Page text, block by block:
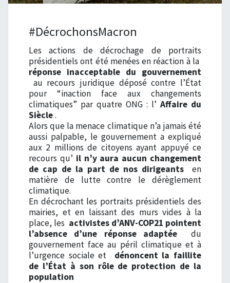
#DécrochonsMacron
Les actions de décrochage de portraits
présidentiels ont été menées en réaction à la
réponse inacceptable du gouvernement
au recours juridique déposé contre l’État
pour “inaction face aux changements
climatiques” par quatre ONG : l’ Affaire du
Siècle.
Alors que la menace climatique n’a jamais été
aussi palpable, le gouvernement a expliqué
aux 2 millions de citoyens ayant appuyé ce
recours qu’ il n’y aura aucun changement
de cap de la part de nos dirigeants
en
matière de lutte contre le dérèglement
climatique.
En décrochant les portraits présidentiels des
mairies, et en laissant des murs vides à la
place, les activistes d’ANV-COP21 pointent
l’absence d’une réponse adaptée
du
gouvernement face au péril climatique et à
l’urgence sociale et
dénoncent la faillite
de l’État à son rôle de protection de la
population